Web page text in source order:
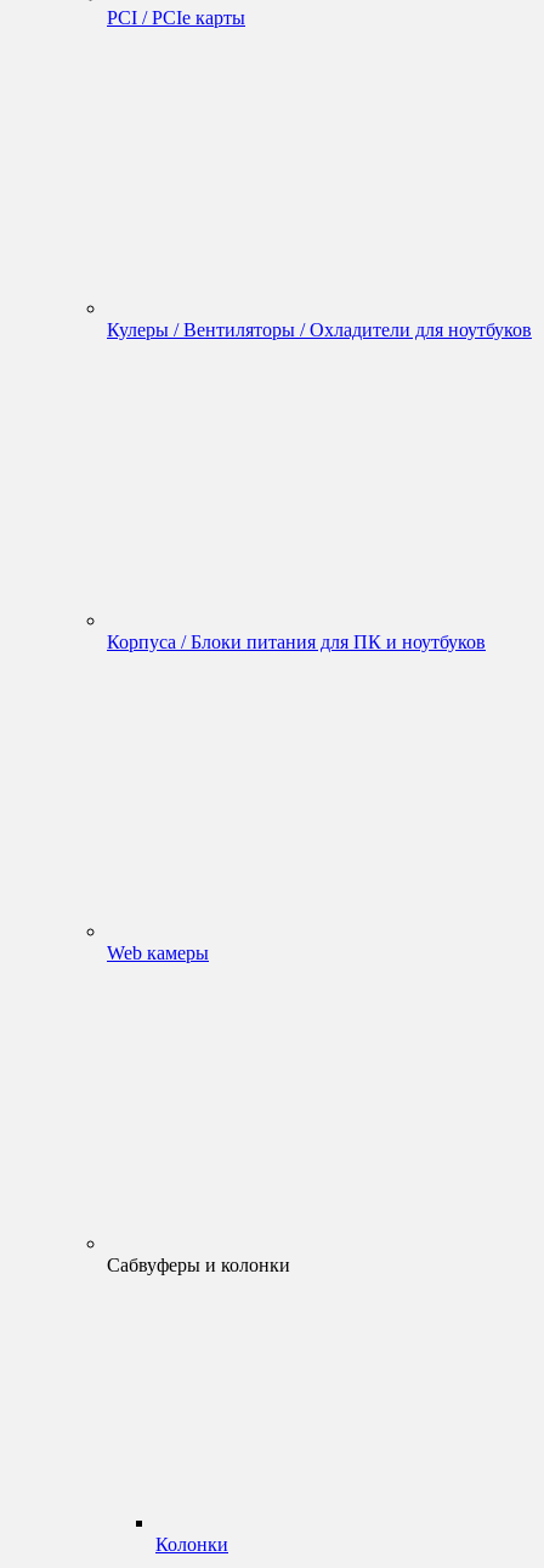
PCI / PCIe карты
Кулеры / Вентиляторы / Охладители для ноутбуков
Корпуса / Блоки питания для ПК и ноутбуков
Web камеры
Сабвуферы и колонки
Колонки